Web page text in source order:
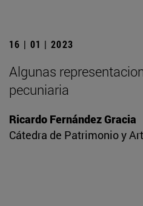
16 | 01 | 2023
Algunas
pecuniaria
Ricardo Fernández Gracia
Cátedra de Patrimonio y